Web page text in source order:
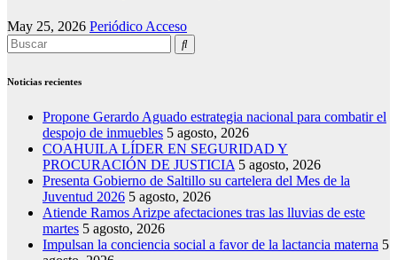
May 25, 2026 Periódico Acceso
Noticias recientes
Propone Gerardo Aguado estrategia nacional para combatir el
despojo de inmuebles 5 agosto, 2026
COAHUILA LÍDER EN SEGURIDAD Y
PROCURACIÓN DE JUSTICIA 5 agosto, 2026
Presenta Gobierno de Saltillo su cartelera del Mes de la
Juventud 2026 5 agosto, 2026
Atiende Ramos Arizpe afectaciones tras las lluvias de este
martes 5 agosto, 2026
Impulsan la conciencia social a favor de la lactancia materna 5